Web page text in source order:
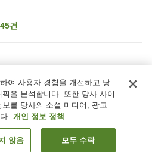
45건
제트 욕조
레스토랑
쓰카와조 그린파크 신토쓰가와
실 보기
여 사용자 경험을 개선하고 당
을 분석합니다. 또한 당사 사이
를 당사의 소셜 미디어, 광고
. 개인 정보 정책
않음 모두 수락